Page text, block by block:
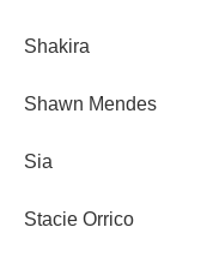
Shakira
Shawn Mendes
Sia
Stacie Orrico